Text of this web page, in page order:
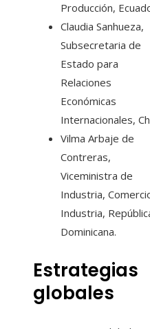
Producción,
Claudia Sanhueza,
Subsecretaria de
Estado para
Relaciones
Económicas
Internacionales,
Vilma Arbaje de
Contreras,
Viceministra de
Industria,
Industria,
Dominicana.
Estrategias
globales